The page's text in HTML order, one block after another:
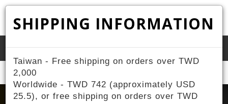
Toggle
Home
SHIPPING INFORMATION
Taiwan - Free shipping on orders over TWD
2,000
Worldwide - TWD 742 (approximately USD
25.5), or free shipping on orders over TWD